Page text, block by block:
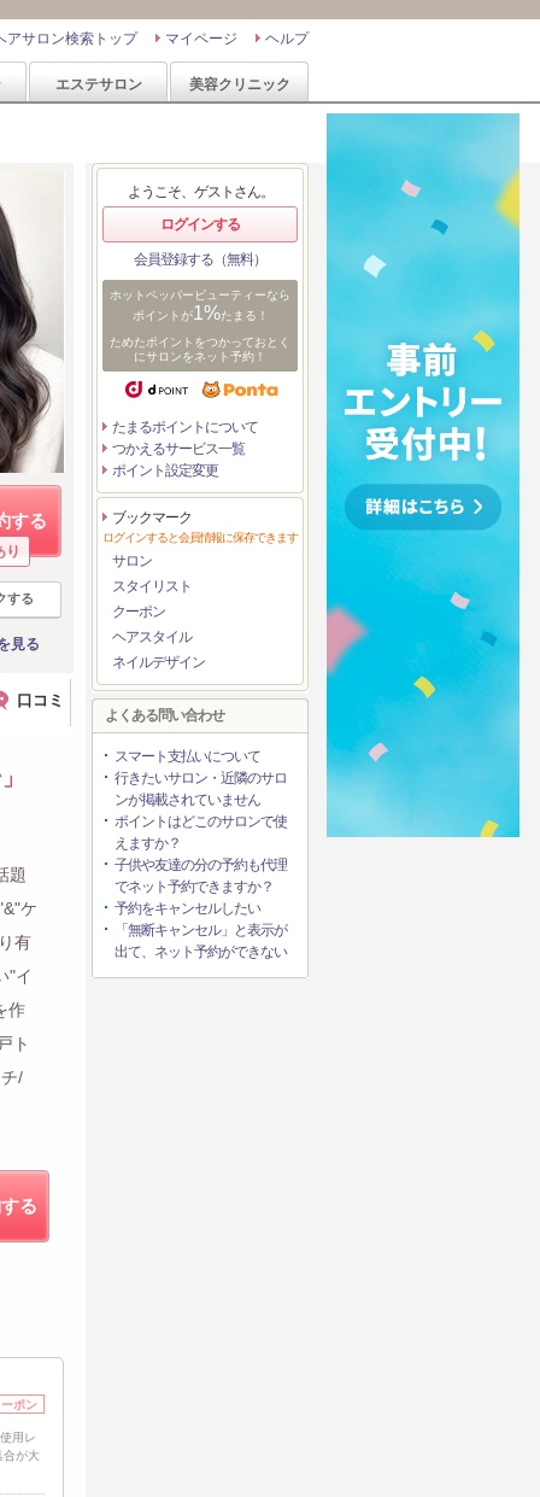
ヘルプ
マイページ
アサロン検索トップ
エステサロン 美容クリニック
する
り
する
見る
口コミ
題
ケ
有
"イ
作
ト
/
る
ポン
用レ
合が大
ようこそ、ゲストさん。
ログインする
会員登録する（無料）
ホットペッパービューティーなら
ポイントが1%たまる！
ためたポイントをつかっておとく
にサロンをネット予約！
たまるポイントについて
つかえるサービス一覧
ポイント設定変更
ブックマーク
ログインすると会員情報に保存できます
サロン
スタイリスト
クーポン
ヘアスタイル
ネイルデザイン
よくある問い合わせ
スマート支払いについて
行きたいサロン・近隣のサロ
ンが掲載されていません
ポイントはどこのサロンで使
えますか？
子供や友達の分の予約も代理
でネット予約できますか？
予約をキャンセルしたい
「無断キャンセル」と表示が
出て、ネット予約ができない